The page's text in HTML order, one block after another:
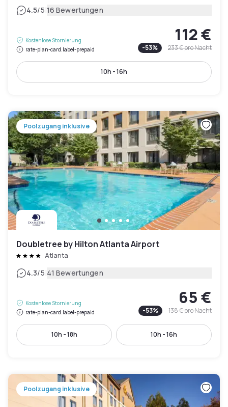
4.5/5|16 Bewertungen
Kostenlose Stornierung
rate-plan-card.label-prepaid
112 €
-53% 233 €pro Nacht
10h - 16h
Poolzugang inklusive
Doubletree by Hilton Atlanta Airport
Atlanta
4.3/5|41 Bewertungen
Kostenlose Stornierung
rate-plan-card.label-prepaid
65 €
-53% 138 €pro Nacht
10h - 18h 10h - 16h
Poolzugang inklusive